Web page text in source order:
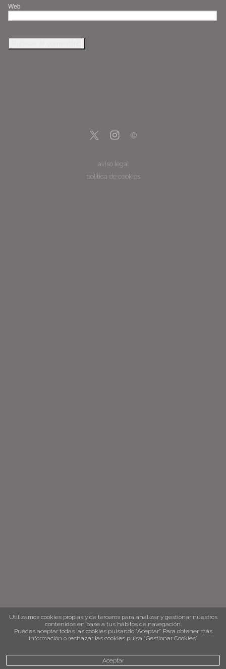
Web
aviso legal
política de cookies
Utilizamos cookies propias y de terceros para analizar y gestionar nuestros
contenidos en base a tus hábitos de navegación.
Puedes aceptar todas las cookies pulsando “Aceptar”. Para obtener más
información o rechazar las cookies pulsa “Gestionar Cookies“
Aceptar